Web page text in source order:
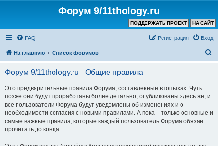
Форум 9/11thology.ru
НА САЙТ
ПОДДЕРЖАТЬ ПРОЕКТ
FAQ Вход
Регистрация
На главную Список форумов
Форум 9/11thology.ru - Общие правила
Это предварительные правила Форума, составленные впопыхах. Чуть
позже они будут проработаны более детально, опубликованы здесь же, и
все пользователи Форума будут уведомлены об изменениях и о
необходимости согласия с новыми правилами. А пока – только основные и
самые важные правила, которые каждый пользователь Форума обязан
прочитать до конца: